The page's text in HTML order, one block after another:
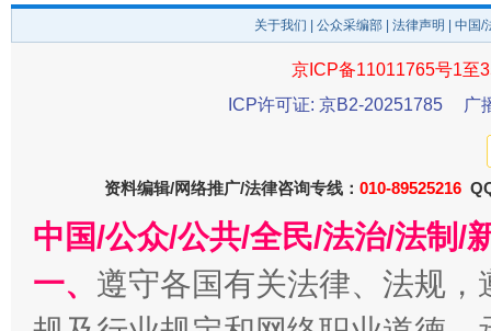
千年窑火 生生不息
关于我们 公众采编部 法律声明 | 中国
京ICP备11011765号1至
ICP许可证: 京B2-20251785
广
资料编辑/网络推广/法律咨询专线： 010-89525216
中国/公众/公共/全民/法治/法制/
一、 遵守各国有关法律、法规